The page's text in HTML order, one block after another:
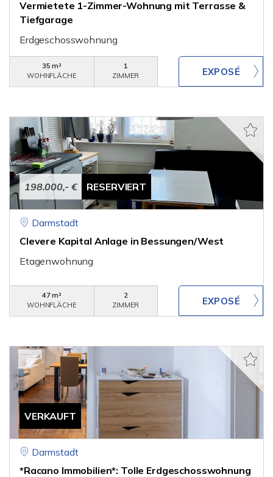
Vermietete 1-Zimmer-Wohnung mit Terrasse &
Tiefgarage
Erdgeschosswohnung
35 m²
WOHNFLÄCHE
1
ZIMMER
198.000,- € RESERVIERT
Darmstadt
Clevere Kapital Anlage in Bessungen/West
Etagenwohnung
47 m²
WOHNFLÄCHE
2
ZIMMER
VERKAUFT
Darmstadt
*Racano Immobilien*: Tolle Erdgeschosswohnung